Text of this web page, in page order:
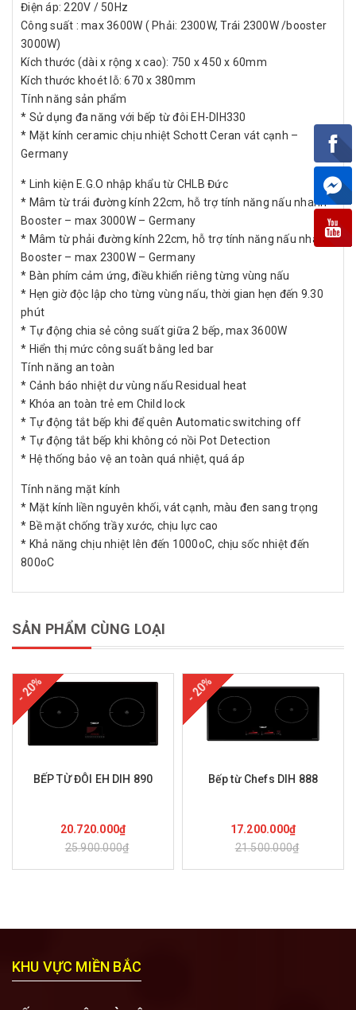
Điện áp: 220V / 50Hz
Công suất : max 3600W ( Phải: 2300W, Trái 2300W /booster
3000W)
Kích thước (dài x rộng x cao): 750 x 450 x 60mm
Kích thước khoét lỗ: 670 x 380mm
Tính năng sản phẩm
* Sử dụng đa năng với bếp từ đôi EH-DIH330
* Mặt kính ceramic chịu nhiệt Schott Ceran vát cạnh –
Germany
* Linh kiện E.G.O nhập khẩu từ CHLB Đức
* Mâm từ trái đường kính 22cm, hỗ trợ tính năng nấu nhanh
Booster – max 3000W – Germany
* Mâm từ phải đường kính 22cm, hỗ trợ tính năng nấu nhanh
Booster – max 2300W – Germany
* Bàn phím cảm ứng, điều khiển riêng từng vùng nấu
* Hẹn giờ độc lập cho từng vùng nấu, thời gian hẹn đến 9.30
phút
* Tự động chia sẻ công suất giữa 2 bếp, max 3600W
* Hiển thị mức công suất bằng led bar
Tính năng an toàn
* Cảnh báo nhiệt dư vùng nấu Residual heat
* Khóa an toàn trẻ em Child lock
* Tự động tắt bếp khi để quên Automatic switching off
* Tự động tắt bếp khi không có nồi Pot Detection
* Hệ thống bảo vệ an toàn quá nhiệt, quá áp
Tính năng mặt kính
* Mặt kính liền nguyên khối, vát cạnh, màu đen sang trọng
* Bề mặt chống trầy xước, chịu lực cao
* Khả năng chịu nhiệt lên đến 1000oC, chịu sốc nhiệt đến
800oC
SẢN PHẨM CÙNG LOẠI
- 20%
BẾP TỪ ĐÔI EH DIH 890
20.720.000₫
25.900.000₫
- 20%
Bếp từ Chefs DIH 888
17.200.000₫
21.500.000₫
KHU VỰC MIỀN BẮC